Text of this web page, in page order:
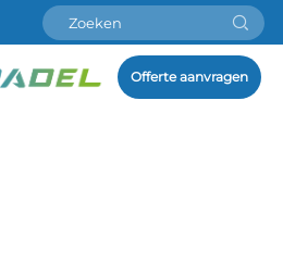
Offerte aanvragen